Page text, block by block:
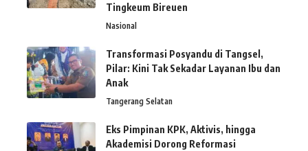
Tingkeum Bireuen
Nasional
Transformasi Posyandu di Tangsel,
Pilar: Kini Tak Sekadar Layanan Ibu dan
Anak
Tangerang Selatan
Eks Pimpinan KPK, Aktivis, hingga
Akademisi Dorong Reformasi